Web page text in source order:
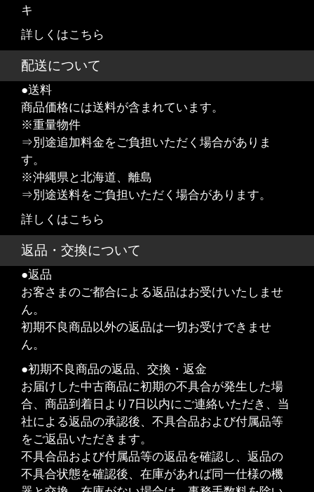
キ
詳しくはこちら
配送について
●送料
商品価格には送料が含まれています。
※重量物件
⇒別途追加料金をご負担いただく場合がありま
す。
※沖縄県と北海道、離島
⇒別途送料をご負担いただく場合があります。
詳しくはこちら
返品・交換について
●返品
お客さまのご都合による返品はお受けいたしませ
ん。
初期不良商品以外の返品は一切お受けできませ
ん。
●初期不良商品の返品、交換・返金
お届けした中古商品に初期の不具合が発生した場
合、商品到着日より7日以内にご連絡いただき、当
社による返品の承認後、不具合品および付属品等
をご返品いただきます。
不具合品および付属品等の返品を確認し、返品の
不具合状態を確認後、在庫があれば同一仕様の機